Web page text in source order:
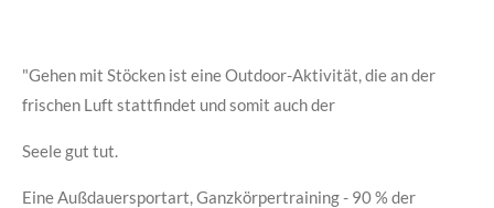
"Gehen mit Stöcken ist eine Outdoor-Aktivität, die an der
frischen Luft stattfindet und somit auch der
Seele gut tut.
Eine Außdauersportart, Ganzkörpertraining - 90 % der